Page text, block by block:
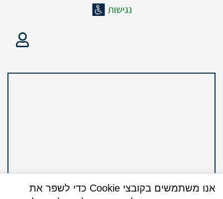
אנו משתמשים בקובצי Cookie כדי לשפר את